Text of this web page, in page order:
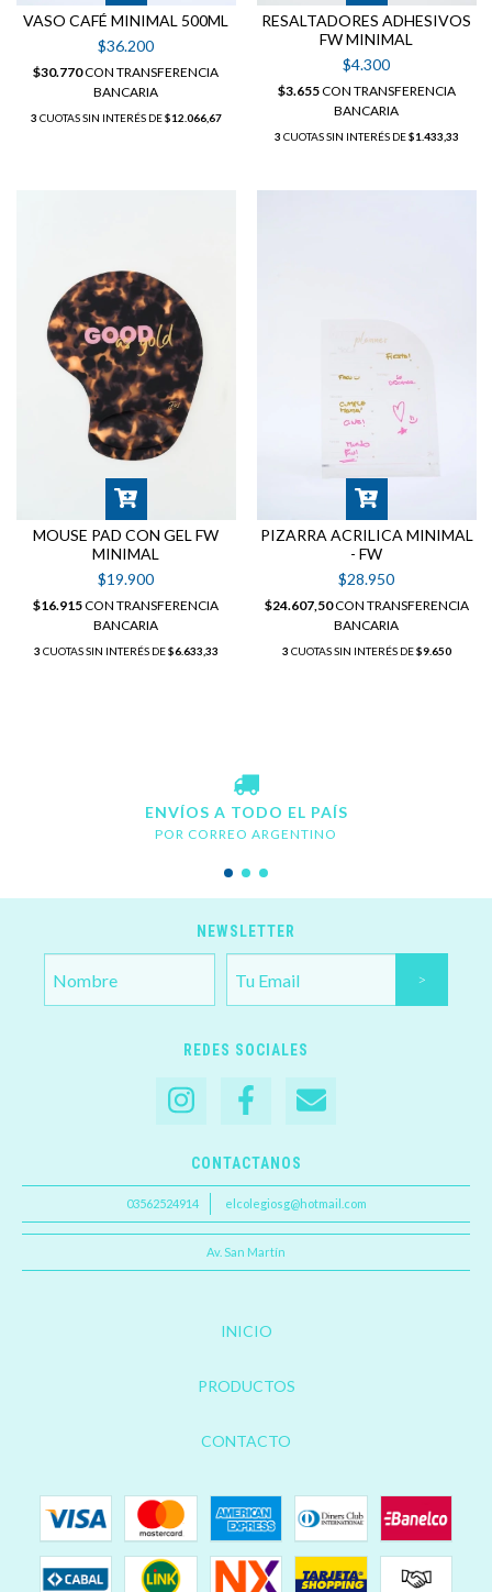
VASO CAFÉ MINIMAL 500ML
$36.200
$30.770CON TRANSFERENCIA
BANCARIA
3 CUOTAS SIN INTERÉS DE$12.066,67
RESALTADORES ADHESIVOS
FW MINIMAL
$4.300
$3.655CON TRANSFERENCIA
BANCARIA
3 CUOTAS SIN INTERÉS DE$1.433,33
MOUSE PAD CON GEL FW
MINIMAL
$19.900
$16.915CON TRANSFERENCIA
BANCARIA
3 CUOTAS SIN INTERÉS DE$6.633,33
PIZARRA ACRILICA MINIMAL
- FW
$28.950
$24.607,50CON TRANSFERENCIA
BANCARIA
3 CUOTAS SIN INTERÉS DE$9.650
ENVÍOS A TODO EL PAÍS
POR CORREO ARGENTINO
NEWSLETTER
REDES SOCIALES
CONTACTANOS
03562524914 elcolegiosg@hotmail.com
Av. San Martín
INICIO
PRODUCTOS
CONTACTO